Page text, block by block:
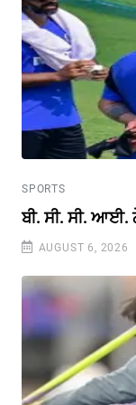
SPORTS
ਬੀ. ਸੀ. ਸੀ. ਆਈ.
AUGUST 6, 2026